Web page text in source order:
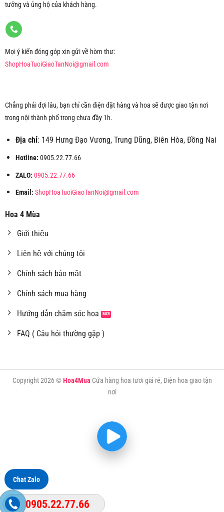
tưởng và ủng hộ của khách hàng.
Mọi ý kiến đóng góp xin gửi về hòm thư:
ShopHoaTuoiGiaoTanNoi@gmail.com
Chẳng phải đợi lâu, bạn chỉ cần điện đặt hàng và hoa sẽ được giao tận nơi
trong nội thành phố trong chưa đầy 1h.
Địa chỉ: 149 Hưng Đạo Vương, Trung Dũng, Biên Hòa, Đồng Nai
Hotline: 0905.22.77.66
ZALO: 0905.22.77.66
Email: ShopHoaTuoiGiaoTanNoi@gmail.com
Hoa 4 Mùa
Giới thiệu
Liên hệ với chúng tôi
Chính sách bảo mật
Chính sách mua hàng
Hướng dẫn chăm sóc hoa
FAQ ( Câu hỏi thường gặp )
Copyright 2026 ©Hoa4Mua Cửa hàng hoa tươi giá rẻ, Điện hoa giao tận
nơi
Chat Zalo
0905.22.77.66